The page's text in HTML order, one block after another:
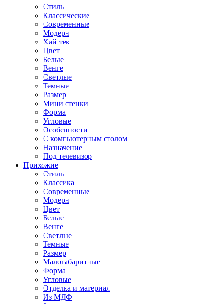
Стиль
Классические
Современные
Модерн
Хай-тек
Цвет
Белые
Венге
Светлые
Темные
Размер
Мини стенки
Форма
Угловые
Особенности
С компьютерным столом
Назначение
Под телевизор
Прихожие
Стиль
Классика
Современные
Модерн
Цвет
Белые
Венге
Светлые
Темные
Размер
Малогабаритные
Форма
Угловые
Отделка и материал
Из МДФ